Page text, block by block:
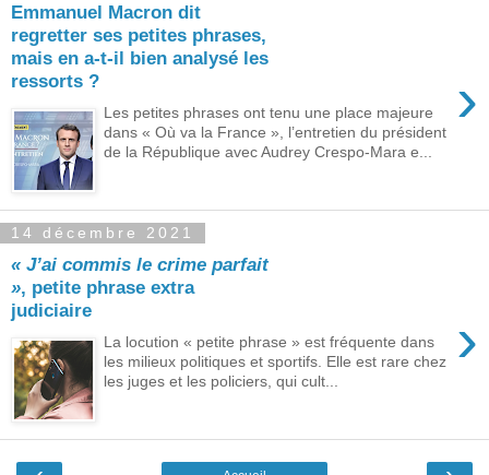
Emmanuel Macron dit
regretter ses petites phrases,
mais en a-t-il bien analysé les
ressorts ?
›
Les petites phrases ont tenu une place majeure
dans « Où va la France », l’entretien du président
de la République avec Audrey Crespo-Mara e...
14 décembre 2021
« J’ai commis le crime parfait
», petite phrase extra
judiciaire
›
La locution « petite phrase » est fréquente dans
les milieux politiques et sportifs. Elle est rare chez
les juges et les policiers, qui cult...